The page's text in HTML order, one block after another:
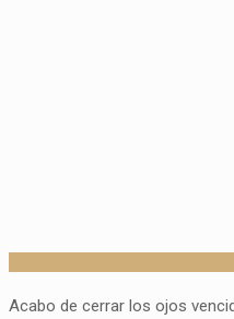
Acabo de cerrar los ojos